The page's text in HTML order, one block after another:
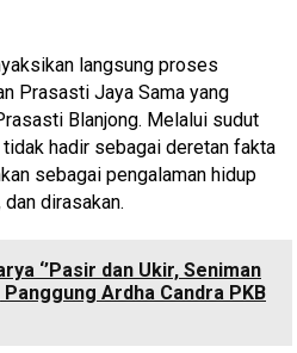
langsung proses
Prasasti Jaya Sama yang
Blanjong. Melalui sudut
tidak hadir sebagai deretan fakta
sebagai pengalaman hidup
dirasakan.
‘’Pasir dan Ukir, Seniman
Ardha Candra PKB